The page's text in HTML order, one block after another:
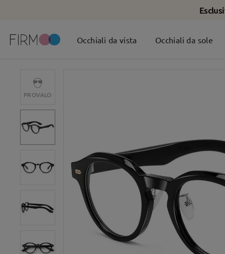
Occhiali da vista Occhiali da sole
PROVALO